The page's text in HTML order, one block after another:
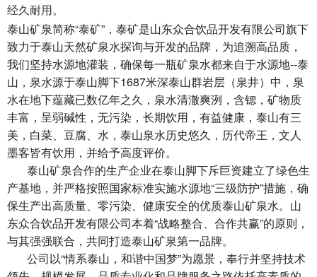
经久耐用。
泰山矿泉简称“泰矿”，泰矿是山东众合饮品开发有限公司旗下
致力于泰山天然矿泉水探询与开发的品牌，为追溯高品质，
我们坚持水源地灌装，确保每一瓶矿泉水都来自于水源地--泰
山，泉水源于泰山脚下1687米深泰山群岩层（泉井）中，泉
水在地下蕴藏已数亿年之久，泉水清澈爽洌，含锶，矿物质
丰富，呈弱碱性，无污染，长期饮用，有益健康，泰山有三
美，白菜、豆腐、水，泰山泉水历史悠久，历代帝王，文人
墨客皆有饮用，并给予高度评价。
泰山矿泉合作的生产企业在泰山脚下斥巨资建立了绿色生
产基地，并严格按照国家标准实施水源地“三级防护”措施，确
保生产出高质量、零污染、健康安全的优质泰山矿泉水。山
东众合饮品开发有限公司本着“战略整合、合作共赢”的原则，
与其强强联合，共同打造泰山矿泉第一品牌。
公司以“情系泰山，和谐中国梦”为愿景，奉行并坚持技术